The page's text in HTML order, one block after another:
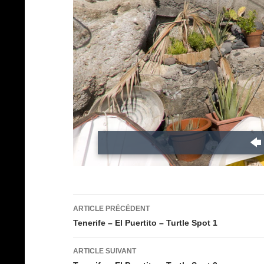
Navigation
des
articles
ARTICLE PRÉCÉDENT
Tenerife – El Puertito – Turtle Spot 1
ARTICLE SUIVANT